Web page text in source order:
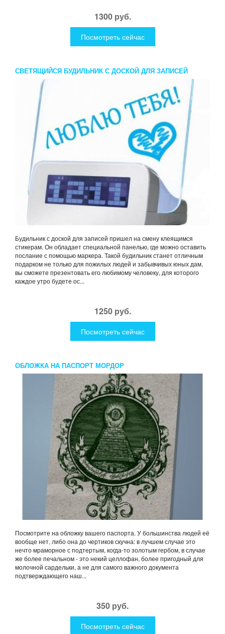
1300 руб.
Посмотреть сейчас
СВЕТЯЩИЙСЯ БУДИЛЬНИК С ДОСКОЙ ДЛЯ ЗАПИСЕЙ
Будильник с доской для записей пришел на смену клеящимся
стикерам. Он обладает специальной панелью, где можно оставить
послание с помощью маркера. Такой будильник станет отличным
подарком не только для пожилых людей и забывчивых юных дам,
вы сможете презентовать его любимому человеку, для которого
каждое утро будете ос...
1250 руб.
Посмотреть сейчас
ОБЛОЖКА НА ПАСПОРТ МОРДОР
Посмотрите на обложку вашего паспорта. У большинства людей её
вообще нет, либо она до чертиков скучна: в лучшем случае это
нечто мраморное с подтертым, когда-то золотым гербом, в случае
же более печальном - это некий целлофан, более пригодный для
молочной сардельки, а не для самого важного документа
подтверждающего наш...
350 руб.
Посмотреть сейчас